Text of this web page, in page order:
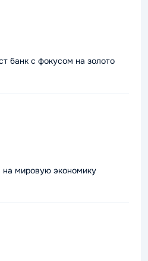
банк с фокусом на золото
мировую экономику